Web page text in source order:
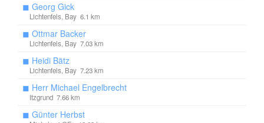
◼ Georg Gick
Lichtenfels, Bay 6.1 km
◼ Ottmar Backer
Lichtenfels, Bay 7.03 km
◼ Heidi Bätz
Lichtenfels, Bay 7.23 km
◼ Herr Michael Engelbrecht
Itzgrund 7.66 km
◼ Günter Herbst